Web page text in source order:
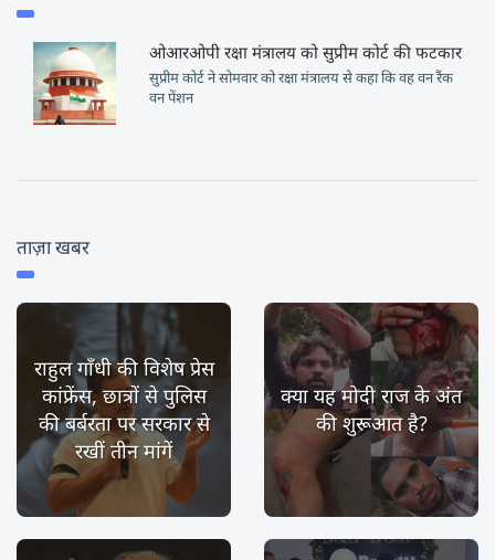
ओआरओपी रक्षा मंत्रालय को सुप्रीम कोर्ट की फटकार
सुप्रीम कोर्ट ने सोमवार को रक्षा मंत्रालय से कहा कि वह वन रैंक
वन पेंशन
ताज़ा खबर
राहुल गाँधी की विशेष प्रेस
कांफ्रेंस, छात्रों से पुलिस
की बर्बरता पर सरकार से
रखीं तीन मांगें
क्या यह मोदी राज के अंत
की शुरूआत है?